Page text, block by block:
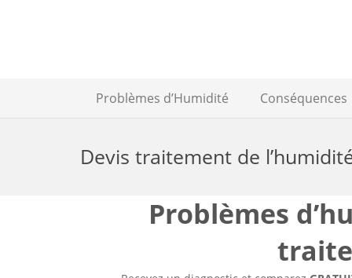
Problèmes d’Humidité Conséquences
Devis traitement de
Problèmes